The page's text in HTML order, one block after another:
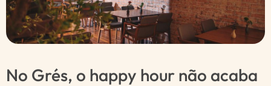
No Grés, o happy hour não acaba